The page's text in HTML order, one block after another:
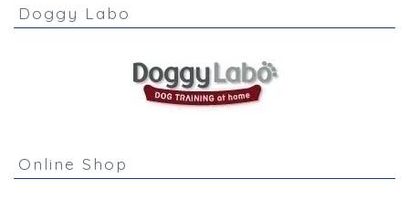
Doggy Labo
Online Shop